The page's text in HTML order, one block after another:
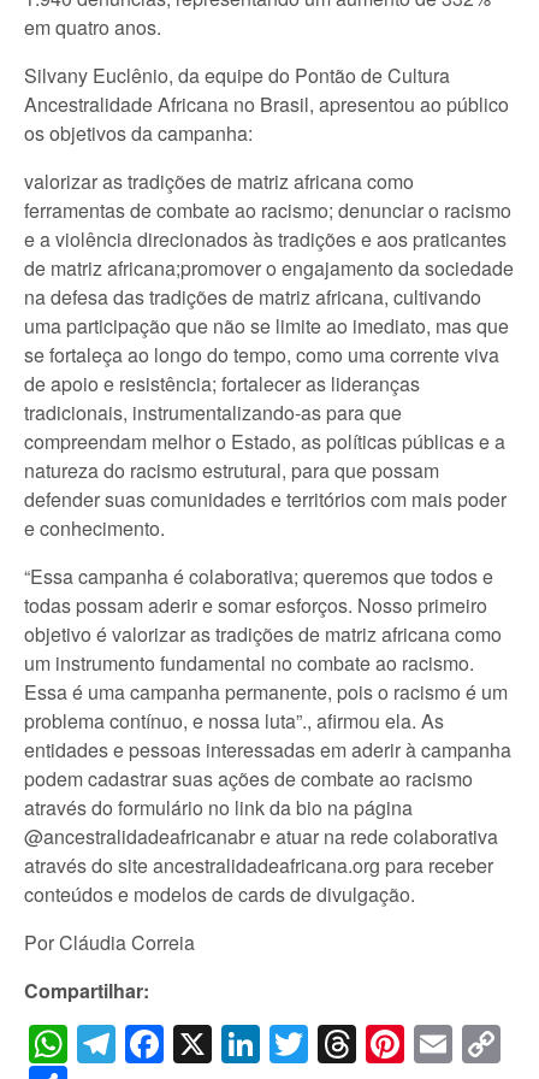
em quatro anos.
Silvany Euclênio, da equipe do Pontão de Cultura
Ancestralidade Africana no Brasil, apresentou ao público
os objetivos da campanha:
valorizar as tradições de matriz africana como
ferramentas de combate ao racismo; denunciar o racismo
e a violência direcionados às tradições e aos praticantes
de matriz africana;promover o engajamento da sociedade
na defesa das tradições de matriz africana, cultivando
uma participação que não se limite ao imediato, mas que
se fortaleça ao longo do tempo, como uma corrente viva
de apoio e resistência; fortalecer as lideranças
tradicionais, instrumentalizando-as para que
compreendam melhor o Estado, as políticas públicas e a
natureza do racismo estrutural, para que possam
defender suas comunidades e territórios com mais poder
e conhecimento.
“Essa campanha é colaborativa; queremos que todos e
todas possam aderir e somar esforços. Nosso primeiro
objetivo é valorizar as tradições de matriz africana como
um instrumento fundamental no combate ao racismo.
Essa é uma campanha permanente, pois o racismo é um
problema contínuo, e nossa luta”., afirmou ela. As
entidades e pessoas interessadas em aderir à campanha
podem cadastrar suas ações de combate ao racismo
através do formulário no link da bio na página
@ancestralidadeafricanabr e atuar na rede colaborativa
através do site ancestralidadeafricana.org para receber
conteúdos e modelos de cards de divulgação.
Por Cláudia Correia
Compartilhar:
WhatsApp
Telegram
Facebook
X LinkedIn
Twitter
Threads